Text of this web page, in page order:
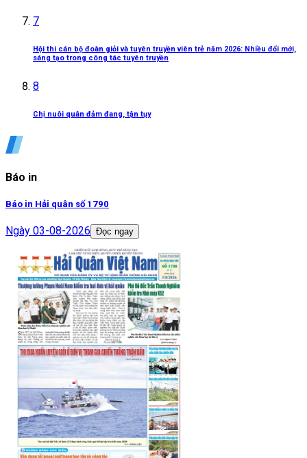
7
Hội thi cán bộ đoàn giỏi và tuyên truyền viên trẻ năm 2026: Nhiều đổi mới,
sáng tạo trong công tác tuyên truyền
8
Chị nuôi quân đảm đang, tận tụy
Báo in
Báo in Hải quân số 1790
Ngày 03-08-2026 Đọc ngay